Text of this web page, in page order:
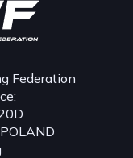
Federation